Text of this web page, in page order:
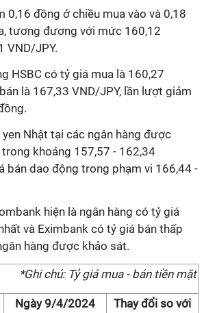
0,16 đồng ở chiều mua vào và 0,18
tương đương với mức 160,12
VND/JPY.
HSBC có tỷ giá mua là 160,27
là 167,33 VND/JPY, lần lượt giảm
Nhật tại các ngân hàng được
khoảng 157,57 - 162,34
bán dao động trong phạm vi 166,44 -
hiện là ngân hàng có tỷ giá
và Eximbank có tỷ giá bán thấp
hàng được khảo sát.
*Ghi chú: Tỷ giá mua - bán tiền mặt
Ngày 9/4/2024
Thay đổi so với